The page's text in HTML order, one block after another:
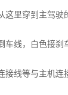
这里穿到主驾驶
线，白色接刹
接线等与主机连